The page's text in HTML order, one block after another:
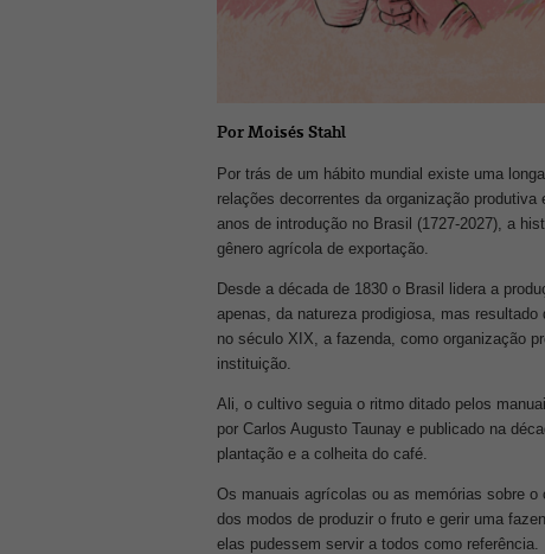
Por Moisés Stahl
Por trás de um hábito mundial existe uma
relações decorrentes da organização
anos de introdução no Brasil (1727-2027), a
gênero agrícola de exportação.
Desde a década de 1830 o Brasil lidera a
apenas, da natureza prodigiosa, mas
no século XIX, a fazenda, como organização
instituição.
Ali, o cultivo seguia o ritmo ditado pelos
por Carlos Augusto Taunay e publicado na
plantação e a colheita do café.
Os manuais agrícolas ou as memórias sobre
dos modos de produzir o fruto e gerir uma
elas pudessem servir a todos como referência.